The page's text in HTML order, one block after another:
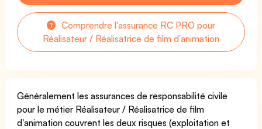
Comprendre l'assurance RC PRO pour
Réalisateur / Réalisatrice de film d'animation
Généralement les assurances de responsabilité civile
pour le métier Réalisateur / Réalisatrice de film
d'animation couvrent les deux risques (exploitation et